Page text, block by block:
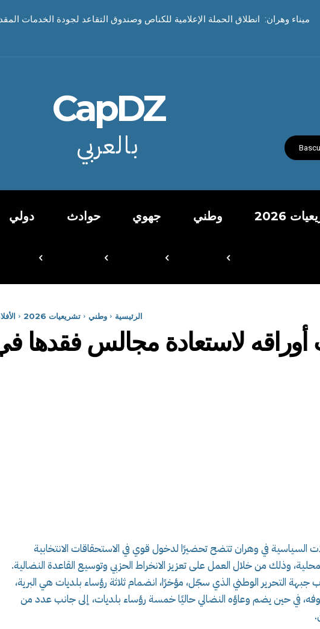
ميناء وهران: انطلاق الحملة الإعلامية للكناص وصندوق التقاعد لجودة الخدمات
CapDZ
بالعربي
2026 وطني جهوي حوادث دولي
الرئيسية وطني تشريعيات 2026
أوراقه لاستعادة مجالس فقدها
السياسية في وهران تتضح تحضيرًا لدخول قوي في الاستحقاقات الانتخابية
وذلك من خلال العمل على تعزيز الانخراط الحزبي وتوسيع القاعدة النضالية.
جبهة التحرير الوطني الذي سجّل، مؤخرًا، انضمام ثلاثة رؤساء بلديات هي البرية،
في حين يضم وعاؤه النضالي حاليًا خمسة رؤساء بلديات، إلى جانب عدد من